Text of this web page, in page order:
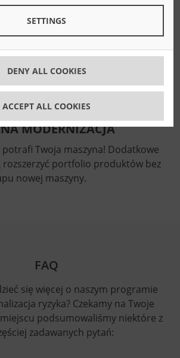
WYDAJNOŚCI
swojej maszyny: Dzięki modernizacji
i zapewnić jeszcze lepszą
MODERNIZACJA
potrafi Twoja maszyna! Dodatkowe
rozszerzyć portfolio produktów bez
nowej maszyny.
FAQ
się więcej o naszym programie
ryzyka? Czekamy na Twoje
podsumowaliśmy niektóre z
zadawanych pytań:
SETTINGS
DENY ALL COOKIES
ACCEPT ALL COOKIES